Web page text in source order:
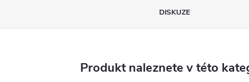
DISKUZE
Produkt naleznete v této